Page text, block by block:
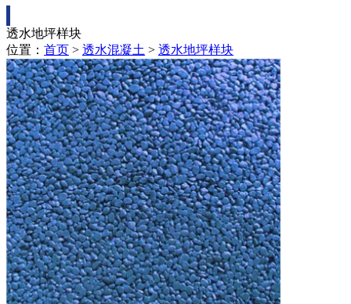
透水地坪样块
位置： 首页 > 透水混凝土 > 透水地坪样块